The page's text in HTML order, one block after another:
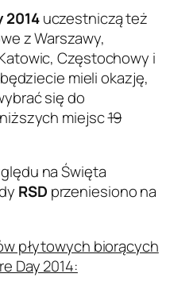
2014uczestniczą też
z Warszawy,
Częstochowy i
mieli okazję,
się do
miejsc19
na Święta
RSD przeniesiono na
płytowych biorących
Day 2014: